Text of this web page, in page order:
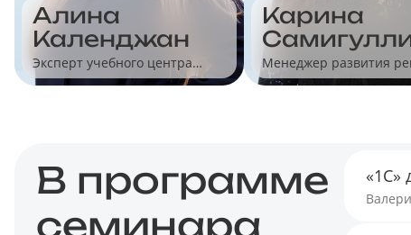
Алина
Календжан
Эксперт учебного центра
"Учет без забот"
Карина
Менеджер развития
для малого бизнеса
В программе
семинара
«1С»